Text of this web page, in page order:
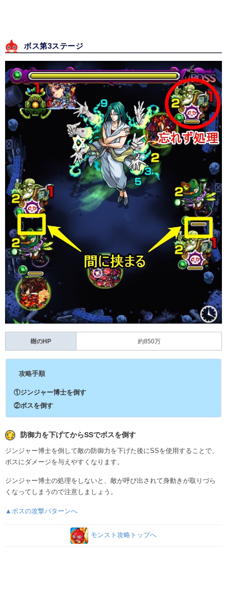
ボス第3ステージ
樹のHP 約850万
攻略手順
①ジンジャー博士を倒す
②ボスを倒す
防御力を下げてからSSでボスを倒す
ジンジャー博士を倒して敵の防御力を下げた後にSSを使用することで、
ボスにダメージを与えやすくなります。
ジンジャー博士の処理をしないと、敵が呼び出されて身動きが取りづら
くなってしまうので注意しましょう。
▲ボスの攻撃パターンへ
モンスト攻略トップへ